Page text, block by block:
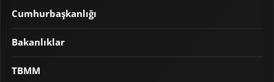
Cumhurbaşkanlığı
Bakanlıklar
TBMM